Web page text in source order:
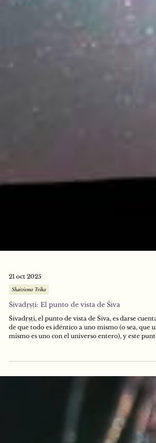
21 oct 2025
Śivadṛṣṭi: El punto de vista de Śiva
Śivadṛṣṭi, el punto de vista de Śiva, es darse cuenta
de que todo es idéntico a uno mismo (o sea, que
mismo es uno con el universo entero), y este punto
de vista es la causa del logro de Śivavyāpti
(inherencia en Śiva) que lleva directamente a la
Liberación. Este estado de Śiva se logra, según esta
misteriosa instrucción, volviéndose Śiva. Es decir:
recordando arduamente en la mente que todo es